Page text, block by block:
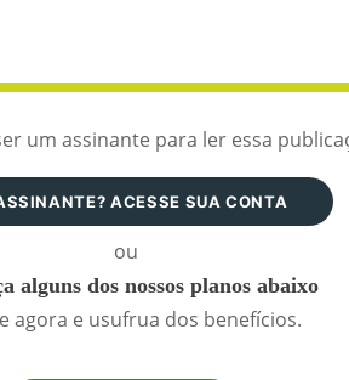
um assinante para ler essa
ACESSE SUA CONTA
ou
alguns dos nossos planos abaixo
agora e usufrua dos benefícios.